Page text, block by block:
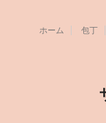
ホーム 包丁